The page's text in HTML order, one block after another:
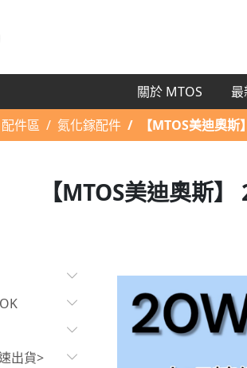
關於 MTOS
配件區 氮化鎵配件 【MTOS美迪奧
【MTOS美迪奧斯
出貨>